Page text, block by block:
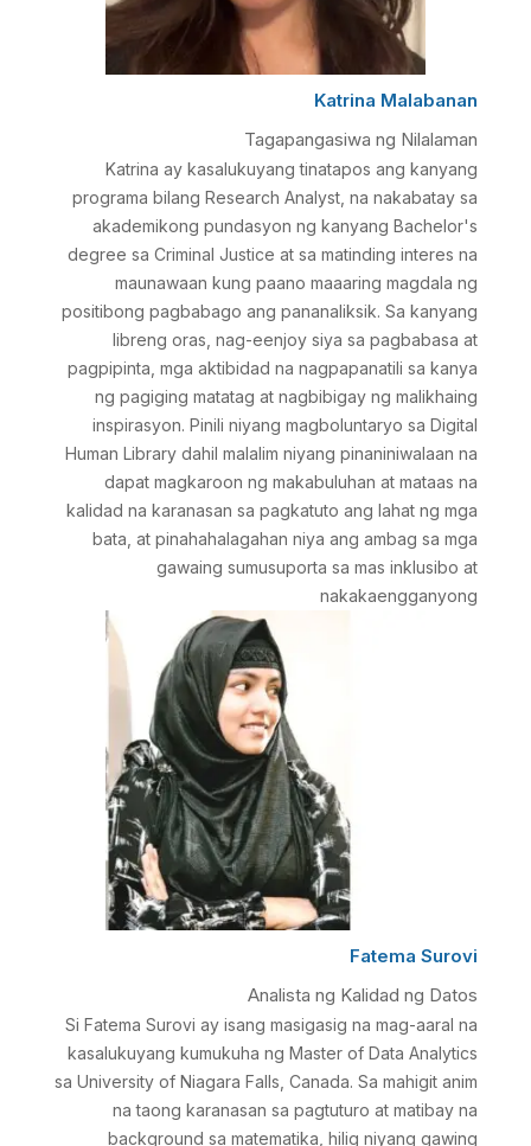
Katrina Malabanan
Tagapangasiwa ng Nilalaman
Katrina ay kasalukuyang tinatapos ang kanyang
programa bilang Research Analyst, na nakabatay sa
akademikong pundasyon ng kanyang Bachelor's
degree sa Criminal Justice at sa matinding interes na
maunawaan kung paano maaaring magdala ng
positibong pagbabago ang pananaliksik. Sa kanyang
libreng oras, nag-eenjoy siya sa pagbabasa at
pagpipinta, mga aktibidad na nagpapanatili sa kanya
ng pagiging matatag at nagbibigay ng malikhaing
inspirasyon. Pinili niyang magboluntaryo sa Digital
Human Library dahil malalim niyang pinaniniwalaan na
dapat magkaroon ng makabuluhan at mataas na
kalidad na karanasan sa pagkatuto ang lahat ng mga
bata, at pinahahalagahan niya ang ambag sa mga
gawaing sumusuporta sa mas inklusibo at
nakakaengganyong
Fatema Surovi
Analista ng Kalidad ng Datos
Si Fatema Surovi ay isang masigasig na mag-aaral na
kasalukuyang kumukuha ng Master of Data Analytics
sa University of Niagara Falls, Canada. Sa mahigit anim
na taong karanasan sa pagtuturo at matibay na
background sa matematika, hilig niyang gawing